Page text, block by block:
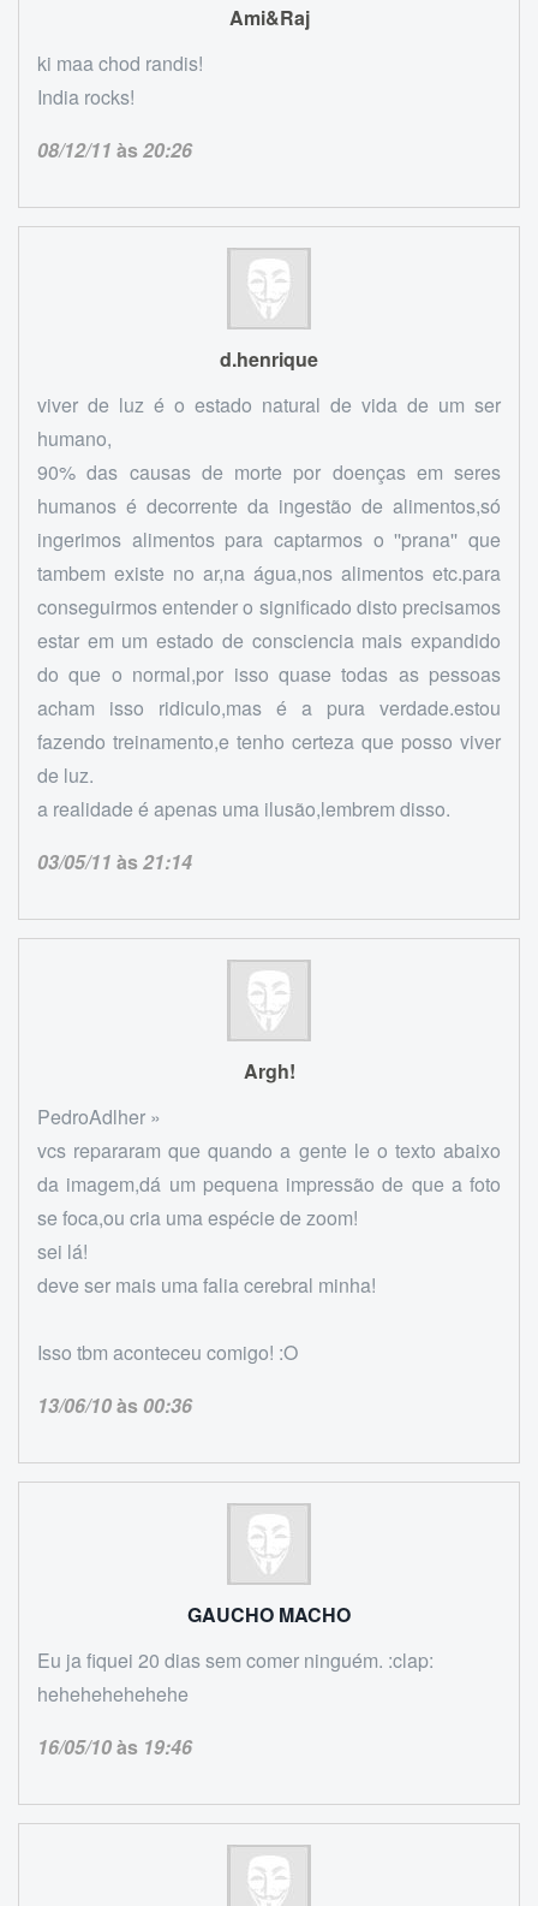
Ami&Raj
ki maa chod randis!
India rocks!
08/12/11 às20:26
d.henrique
viver de luz é o estado natural de vida de um ser
humano,
90% das causas de morte por doenças em seres
humanos é decorrente da ingestão de alimentos,só
ingerimos alimentos para captarmos o ''prana'' que
tambem existe no ar,na água,nos alimentos etc.para
conseguirmos entender o significado disto precisamos
estar em um estado de consciencia mais expandido
do que o normal,por isso quase todas as pessoas
acham isso ridiculo,mas é a pura verdade.estou
fazendo treinamento,e tenho certeza que posso viver
de luz.
a realidade é apenas uma ilusão,lembrem disso.
03/05/11 às21:14
Argh!
PedroAdlher »
vcs repararam que quando a gente le o texto abaixo
da imagem,dá um pequena impressão de que a foto
se foca,ou cria uma espécie de zoom!
sei lá!
deve ser mais uma falia cerebral minha!
Isso tbm aconteceu comigo! :O
13/06/10às00:36
GAUCHO MACHO
Eu ja fiquei 20 dias sem comer ninguém. :clap:
hehehehehehehe
16/05/10às 19:46